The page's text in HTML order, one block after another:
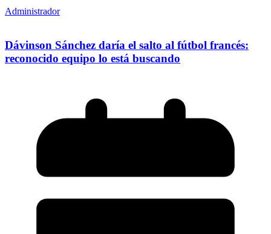
Administrador
Dávinson Sánchez daría el salto al fútbol francés:
reconocido equipo lo está buscando